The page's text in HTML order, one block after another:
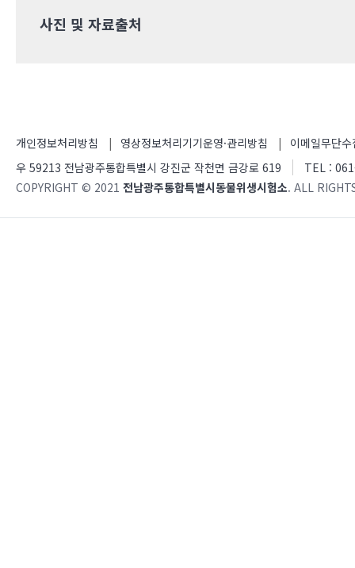
사진 및 자료출처
개인정보처리방침 영상정보처리기기운영·관리방침
이메일무단
우 59213 전남광주통합특별시 강진군 작천면 금강로 619
TEL :
COPYRIGHT © 2021 전남광주통합특별시동물위생시험소. ALL